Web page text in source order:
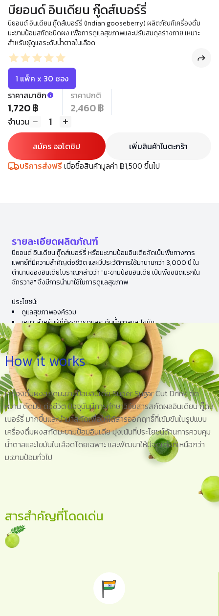
บียอนด์ อินเดียน กู๊ดส์เบอร์รี่
บียอนด์ อินเดียน กู๊ดส์เบอร์รี่ (Indian gooseberry) ผลิตภัณฑ์เครื่องดื่ม
มะขามป้อมสกัดชนิดผง เพื่อการดูแลสุขภาพและปรับสมดุลร่างกาย เหมาะ
สำหรับผู้ดูแลระดับน้ำตาลในเลือด
1 แพ็ค x 30 ซอง
ราคาสมาชิก
1,720 ฿
ราคาปกติ
2,460 ฿
จำนวน 1
สมัคร ออโตชิป
เพิ่มสินค้าในตะกร้า
บริการส่งฟรีเมื่อซื้อสินค้ามูลค่า ฿1,500 ขึ้นไป
รายละเอียดผลิตภัณฑ์
บียอนด์ อินเดียน กู๊ดส์เบอร์รี่ หรือมะขามป้อมอินเดียจัดเป็นพืชทางการ
แพทย์ที่มีความสำคัญต่อชีวิต และมีประวัติการใช้มานานกว่า 3,000 ปี ใน
ตำนานของอินเดียโบราณกล่าวว่า "มะขามป้อมอินเดีย เป็นพืชชนิดแรกใน
จักรวาล" จึงมีการนำมาใช้ในการดูแลสุขภาพ
ประโยชน์:
ดูแลสุขภาพองค์รวม
เหมาะสำหรับผู้ที่ต้องการดูแลระดับน้ำตาลและไขมัน
How it works
เครื่องดื่มผงสกัดมะขามป้อมอินเดีย Super Sugar Cut Drink ตัด
หวาน ตัดมัน ต่อชีวิต ปัจจุบันมีการศึกษาวิจัยสารสกัดผลอินเดียน กู๊ดส์
เบอร์รี่ มากขึ้นและนำมาสกัดเพื่อให้ได้สารออกฤทธิ์ที่เข้มข้นในรูปแบบ
เครื่องดื่มผงสกัดมะขามป้อมอินเดีย มุ่งเน้นที่ประโยชน์ด้านการควบคุม
น้ำตาลและไขมันในเลือดโดยเฉพาะ และพัฒนาให้มีจุดเด่นที่เหนือกว่า
มะขามป้อมทั่วไป
สารสำคัญที่โดดเด่น